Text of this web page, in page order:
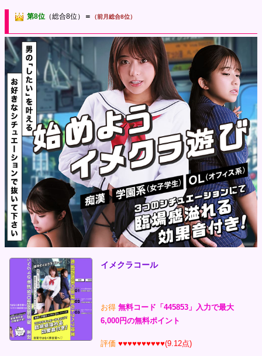
第8位 （総合8位） ＝ （前月総合8位）
イメクラコール
お得 無料コード「445853」入力で最大
6,000円の無料ポイント
評価 ♥♥♥♥♥♥♥♥♥♥(9.12点)